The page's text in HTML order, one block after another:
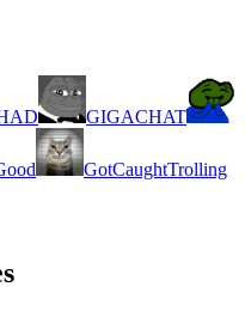
GIGACHAT
GotCaughtTrolling